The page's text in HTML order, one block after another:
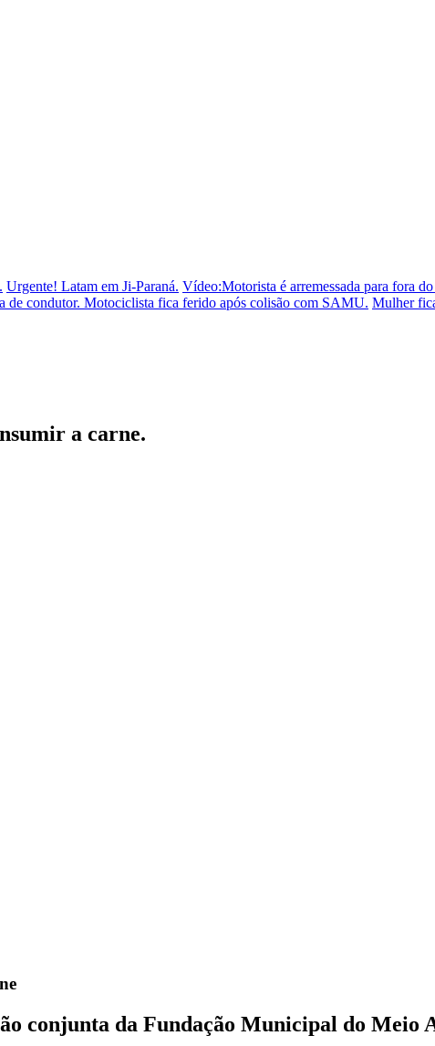
Urgente! Latam em Ji-Paraná. Vídeo:Motorista é arremessada para fora
de condutor. Motociclista fica ferido após colisão com SAMU. Mulher
a carne.
conjunta da Fundação Municipal do Meio